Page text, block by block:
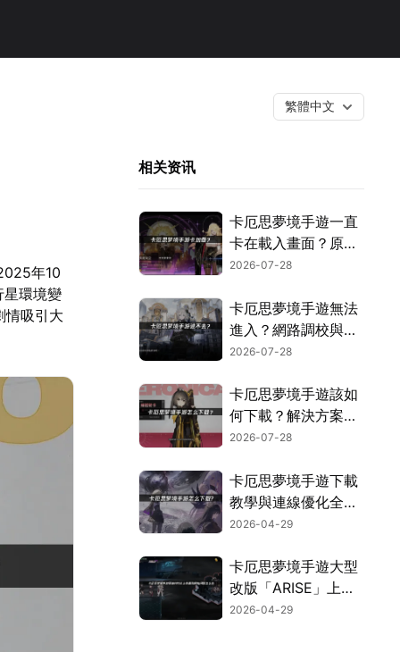
繁體中文
年10
星環境變
情吸引大
相关资讯
卡厄思夢境手遊一直
卡在載入畫面？原因
解析與快速解決撇
2026-07-28
卡厄思夢境手遊無法
進入？網路調校與環
境設定完整攻略！
2026-07-28
卡厄思夢境手遊該如
何下載？解決方案與
效能強化指引！
2026-07-28
卡厄思夢境手遊下載
教學與連線優化全攻
略！
2026-04-29
卡厄思夢境手遊大型
改版「ARISE」上
線！順暢連線攻略大
2026-04-29